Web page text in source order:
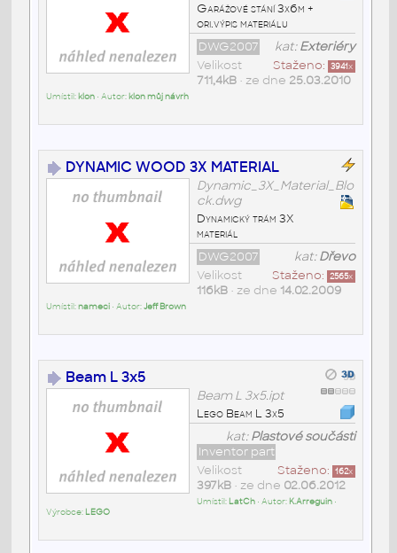
Garážové stání 3x6m +
ori.výpis materiálu
kat:Exteriéry
DWG2007
Staženo: 3941x
Velikost
711,4kB• ze dne 25.03.2010
Umístil: klon• Autor: klon můj návrh
DYNAMIC WOOD 3X MATERIAL
Dynamic_3X_Material_Blo
ck.dwg
Dynamický trám 3X
materiál
kat:Dřevo
DWG2007
Staženo: 2565x
Velikost
116kB• ze dne 14.02.2009
Umístil:nameci• Autor:Jeff Brown
Beam L 3x5
Beam L 3x5.ipt
Lego Beam L 3x5
kat:Plastové součásti
Inventor part
Staženo: 162x
Velikost
397kB• ze dne 02.06.2012
Umístil: LatCh• Autor: K.Arreguin•
Výrobce: LEGO